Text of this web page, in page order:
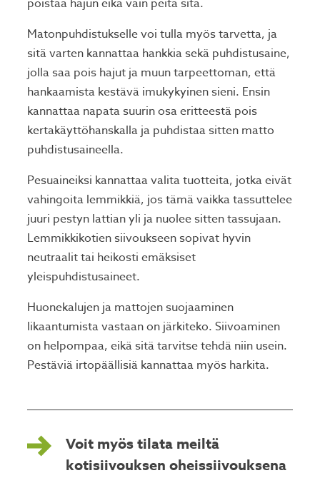
poistaa hajun eikä vain peitä sitä.
Matonpuhdistukselle voi tulla myös tarvetta, ja
sitä varten kannattaa hankkia sekä puhdistusaine,
jolla saa pois hajut ja muun tarpeettoman, että
hankaamista kestävä imukykyinen sieni. Ensin
kannattaa napata suurin osa eritteestä pois
kertakäyttöhanskalla ja puhdistaa sitten matto
puhdistusaineella.
Pesuaineiksi kannattaa valita tuotteita, jotka eivät
vahingoita lemmikkiä, jos tämä vaikka tassuttelee
juuri pestyn lattian yli ja nuolee sitten tassujaan.
Lemmikkikotien siivoukseen sopivat hyvin
neutraalit tai heikosti emäksiset
yleispuhdistusaineet.
Huonekalujen ja mattojen suojaaminen
likaantumista vastaan on järkiteko. Siivoaminen
on helpompaa, eikä sitä tarvitse tehdä niin usein.
Pestäviä irtopäällisiä kannattaa myös harkita.
Voit myös tilata meiltä
kotisiivouksen oheissiivouksena